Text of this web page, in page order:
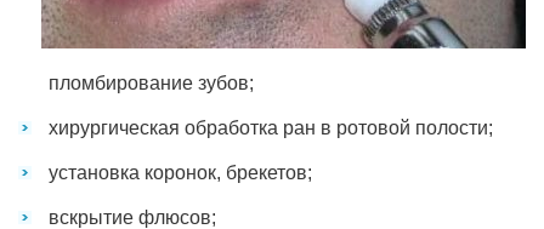
пломбирование зубов;
хирургическая обработка ран в ротовой полости;
установка коронок, брекетов;
вскрытие флюсов;